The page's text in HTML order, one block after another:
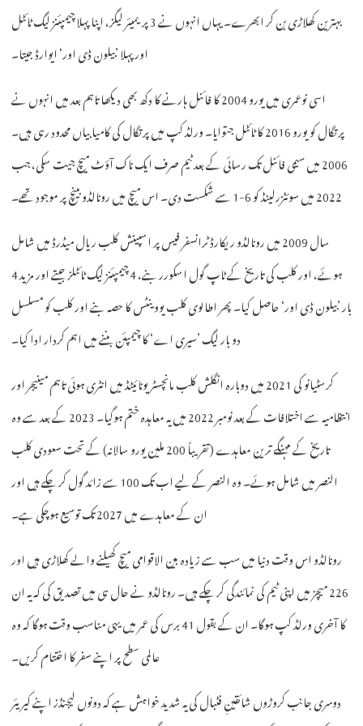
بہترین کھلاڑی بن کر ابھرے۔ یہاں انہوں نے 3 پریمیئر لیگز، اپنا پہلا چیمپئنز لیگ ٹائٹل
اور پہلا ’بیلون ڈی اور‘ ایوارڈ جیتا۔
اسی نوعمری میں یورو 2004 کا فائنل ہارنے کا دکھ بھی دیکھا تاہم بعد میں انہوں نے
پرتگال کو یورو 2016 کا ٹائٹل جتوایا۔ ورلڈ کپ میں پرتگال کی کامیابیاں محدود رہی ہیں۔
2006 میں سیمی فائنل تک رسائی کے بعد ٹیم صرف ایک ناک آؤٹ میچ جیت سکی، جب
2022 میں سوئٹزرلینڈ کو 6-1 سے شکست دی۔ اس میچ میں رونالڈو بینچ پر موجود تھے۔
سال 2009 میں رونالڈو ریکارڈ ٹرانسفر فیس پر اسپینش کلب ریال میڈرڈ میں شامل
ہوئے، اور کلب کی تاریخ کے ٹاپ گول اسکورر بنے، 4 چیمپئنز لیگ ٹائٹلز جیتے اور مزید 4
بار ’بیلون ڈی اور‘ حاصل کیا۔ پھر اطالوی کلب یووینٹس کا حصہ بنے اور کلب کو مسلسل
دو بار لیگ ’سیری اے‘ کا چیمپئن بننے میں اہم کردار ادا کیا۔
کرسٹیانو کی 2021 میں دوبارہ انگلش کلب مانچسٹر یونائیٹڈ میں انٹری ہوئی تاہم مینیجر اور
انتظامیہ سے اختلافات کے بعد نومبر 2022 میں یہ معاہدہ ختم ہوگیا۔ 2023 کے بعد سے وہ
تاریخ کے مہنگے ترین معاہدے (تقریباً 200 ملین یورو سالانہ) کے تحت سعودی کلب
النصر میں شامل ہوئے۔ وہ النصر کے لیے اب تک 100 سے زائد گول کر چکے ہیں اور
ان کے معاہدے میں 2027 تک توسیع ہوچکی ہے۔
رونالڈو اس وقت دنیا میں سب سے زیادہ بین الاقوامی میچ کھیلنے والے کھلاڑی ہیں اور
226 میچز میں اپنی ٹیم کی نمائندگی کر چکے ہیں۔ رونالڈو نے حال ہی میں تصدیق کی کہ یہ ان
کا آخری ورلڈ کپ ہوگا۔ ان کے بقول 41 برس کی عمر میں یہی مناسب وقت ہوگا کہ وہ
عالمی سطح پر اپنے سفر کا اختتام کریں۔
دوسری جانب کروڑوں شائقینِ فٹبال کی یہ شدید خواہش ہے کہ دونوں لیجنڈز اپنے کیریئر